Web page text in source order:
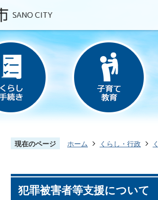
現在のページ ホーム くらし・行政
犯罪被害者等支援について